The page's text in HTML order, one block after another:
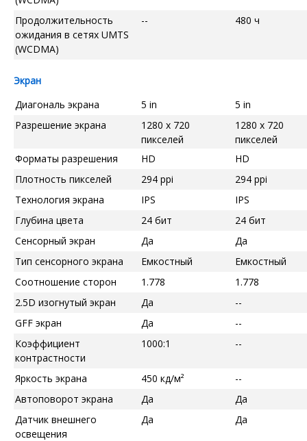
Продолжительность
ожидания в сетях UMTS
(WCDMA)
-- 480 ч
Экран
Диагональ экрана
5 in
5 in
Разрешение экрана
1280 x 720
пикселей
1280 x 720
пикселей
Форматы разрешения
HD
HD
Плотность пикселей
294 ppi
294 ppi
Технология экрана
IPS
IPS
Глубина цвета
24 бит
24 бит
Сенсорный экран
Да
Да
Тип сенсорного экрана
Емкостный
Емкостный
Соотношение сторон
1.778
1.778
2.5D изогнутый экран
Да
--
GFF экран
Да
--
Коэффициент
контрастности
1000:1 --
Яркость экрана 450 кд/м²
--
Автоповорот экрана
Да
Да
Датчик внешнего
освещения
Да Да